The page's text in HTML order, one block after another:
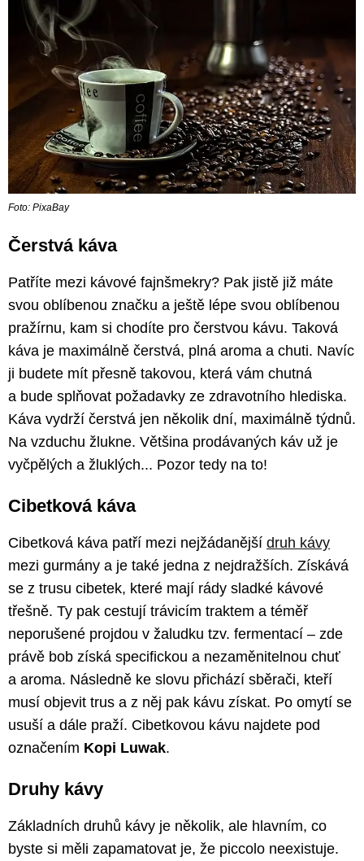
Foto: PixaBay
Čerstvá káva
Patříte mezi kávové fajnšmekry? Pak jistě již máte
svou oblíbenou značku a ještě lépe svou oblíbenou
pražírnu, kam si chodíte pro čerstvou kávu. Taková
káva je maximálně čerstvá, plná aroma a chuti. Navíc
ji budete mít přesně takovou, která vám chutná
a bude splňovat požadavky ze zdravotního hlediska.
Káva vydrží čerstvá jen několik dní, maximálně týdnů.
Na vzduchu žlukne. Většina prodávaných káv už je
vyčpělých a žluklých... Pozor tedy na to!
Cibetková káva
Cibetková káva patří mezi nejžádanější druh kávy
mezi gurmány a je také jedna z nejdražších. Získává
se z trusu cibetek, které mají rády sladké kávové
třešně. Ty pak cestují trávicím traktem a téměř
neporušené projdou v žaludku tzv. fermentací – zde
právě bob získá specifickou a nezaměnitelnou chuť
a aroma. Následně ke slovu přichází sběrači, kteří
musí objevit trus a z něj pak kávu získat. Po omytí se
usuší a dále praží. Cibetkovou kávu najdete pod
označením Kopi Luwak.
Druhy kávy
Základních druhů kávy je několik, ale hlavním, co
byste si měli zapamatovat je, že piccolo neexistuje.